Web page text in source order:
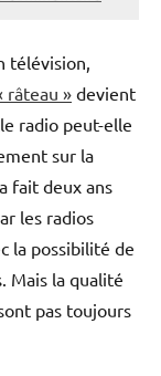
télévision,
râteau » devient
radio peut-elle
sur la
fait deux ans
les radios
la possibilité de
Mais la qualité
pas toujours